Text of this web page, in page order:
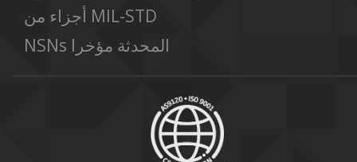
أجزاء من MIL-STD
NSNs المحدثة مؤخرا